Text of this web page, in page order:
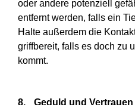
oder andere potenziell
entfernt werden, falls ein
Halte außerdem die
griffbereit, falls es doch zu
kommt.
8. Geduld und Vertrauen